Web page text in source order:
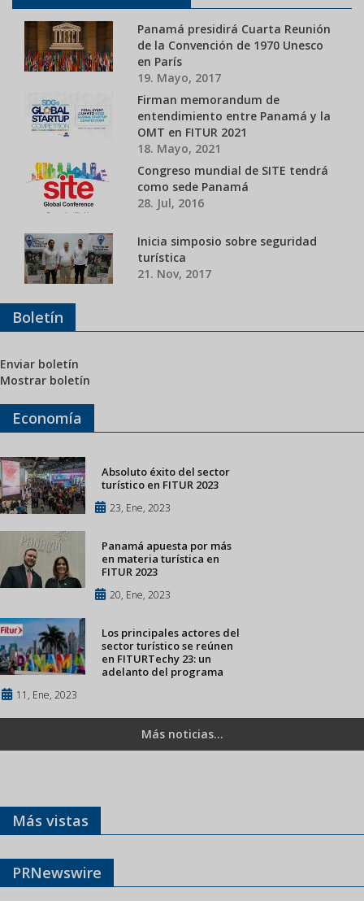
Panamá presidirá Cuarta Reunión
de la Convención de 1970 Unesco
en París
19. Mayo, 2017
Firman memorandum de
entendimiento entre Panamá y la
OMT en FITUR 2021
18. Mayo, 2021
Congreso mundial de SITE tendrá
como sede Panamá
28. Jul, 2016
Inicia simposio sobre seguridad
turística
21. Nov, 2017
Boletín
Enviar boletín
Mostrar boletín
Economía
Absoluto éxito del sector
turístico en FITUR 2023
23, Ene, 2023
Panamá apuesta por más
en materia turística en
FITUR 2023
20, Ene, 2023
Los principales actores del
sector turístico se reúnen
en FITURTechy 23: un
adelanto del programa
11, Ene, 2023
Más noticias...
Más vistas
PRNewswire